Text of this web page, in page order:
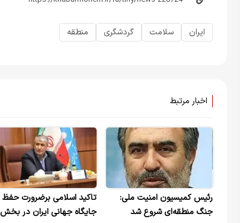
ایران سلامت گردشگری منطقه
اخبار مرتبط
رئیس کمیسیون امنیت ملی:
جنگ منطقه‌ای شروع شد
تاکید اسلامی برضرورت حفظ
جایگاه جهانی ایران در بخش